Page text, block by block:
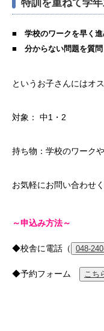
特訓を重ねて学
■ 学校のワークを早く進
■ 分からない問題を質問
というお子さんにはオス
対象： 中1・2
持ち物：学校のワーク
お気軽にお問い合わせ
～申込み方法～
◆校舎に電話（ 048-
◆予約フォーム こち